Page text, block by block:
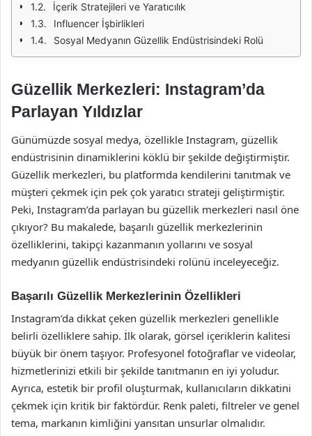
İçerik Stratejileri ve Yaratıcılık
Influencer İşbirlikleri
Sosyal Medyanın Güzellik Endüstrisindeki Rolü
Güzellik Merkezleri: Instagram’da
Parlayan Yıldızlar
Günümüzde sosyal medya, özellikle Instagram, güzellik
endüstrisinin dinamiklerini köklü bir şekilde değiştirmiştir.
Güzellik merkezleri, bu platformda kendilerini tanıtmak ve
müşteri çekmek için pek çok yaratıcı strateji geliştirmiştir.
Peki, Instagram’da parlayan bu güzellik merkezleri nasıl öne
çıkıyor? Bu makalede, başarılı güzellik merkezlerinin
özelliklerini, takipçi kazanmanın yollarını ve sosyal
medyanın güzellik endüstrisindeki rolünü inceleyeceğiz.
Başarılı Güzellik Merkezlerinin Özellikleri
Instagram’da dikkat çeken güzellik merkezleri genellikle
belirli özelliklere sahip. İlk olarak, görsel içeriklerin kalitesi
büyük bir önem taşıyor. Profesyonel fotoğraflar ve videolar,
hizmetlerinizi etkili bir şekilde tanıtmanın en iyi yoludur.
Ayrıca, estetik bir profil oluşturmak, kullanıcıların dikkatini
çekmek için kritik bir faktördür. Renk paleti, filtreler ve genel
tema, markanın kimliğini yansıtan unsurlar olmalıdır.